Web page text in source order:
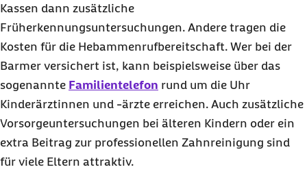
Kassen dann zusätzliche
Früherkennungsuntersuchungen. Andere tragen die
Kosten für die Hebammenrufbereitschaft. Wer bei der
Barmer versichert ist, kann beispielsweise über das
sogenannte Familientelefon rund um die Uhr
Kinderärztinnen und -ärzte erreichen. Auch zusätzliche
Vorsorgeuntersuchungen bei älteren Kindern oder ein
extra Beitrag zur professionellen Zahnreinigung sind
für viele Eltern attraktiv.